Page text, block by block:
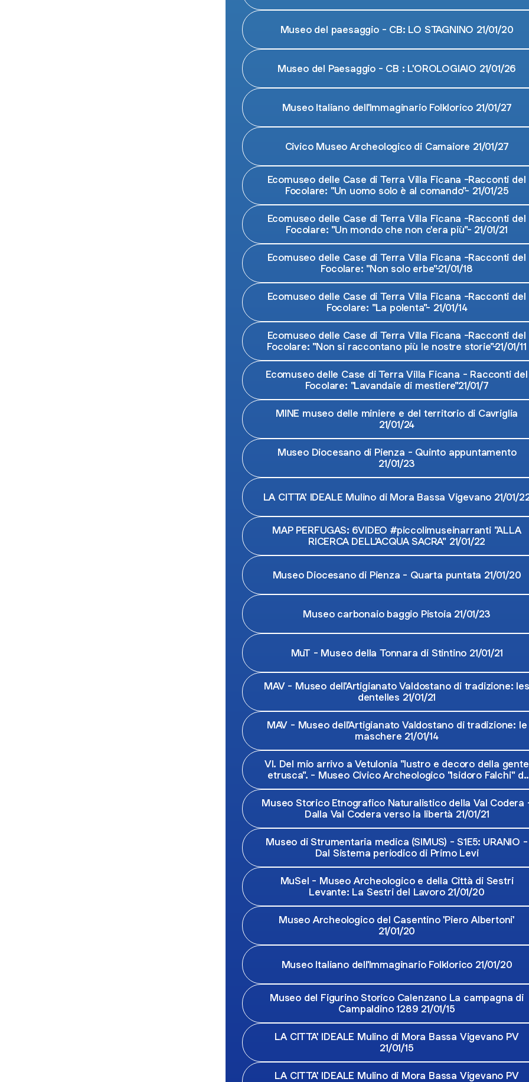
Museo del paesaggio - CB: LO STAGNINO 21/01/20
Museo del Paesaggio - CB : L'OROLOGIAIO 21/01/26
Museo Italiano dell'Immaginario Folklorico 21/01/27
Civico Museo Archeologico di Camaiore 21/01/27
Ecomuseo delle Case di Terra Villa Ficana -Racconti del
Focolare: "Un uomo solo è al comando"- 21/01/25
Ecomuseo delle Case di Terra Villa Ficana -Racconti del
Focolare: "Un mondo che non c'era più"- 21/01/21
Ecomuseo delle Case di Terra Villa Ficana -Racconti del
Focolare: "Non solo erbe"-21/01/18
Ecomuseo delle Case di Terra Villa Ficana -Racconti del
Focolare: "La polenta"- 21/01/14
Ecomuseo delle Case di Terra Villa Ficana -Racconti del
Focolare: "Non si raccontano più le nostre storie"-21/01/11
Ecomuseo delle Case di Terra Villa Ficana - Racconti del
Focolare: "Lavandaie di mestiere"21/01/7
MINE museo delle miniere e del territorio di Cavriglia
21/01/24
Museo Diocesano di Pienza - Quinto appuntamento
21/01/23
LA CITTA' IDEALE Mulino di Mora Bassa Vigevano 21/01/
MAP PERFUGAS: 6VIDEO #piccolimuseinarranti "ALLA
RICERCA DELL'ACQUA SACRA" 21/01/22
Museo Diocesano di Pienza - Quarta puntata 21/01/20
Museo carbonaio baggio Pistoia 21/01/23
MuT - Museo della Tonnara di Stintino 21/01/21
MAV - Museo dell'Artigianato Valdostano di tradizione: les
dentelles 21/01/21
MAV - Museo dell'Artigianato Valdostano di tradizione: le
maschere 21/01/14
VI. Del mio arrivo a Vetulonia "lustro e decoro della gente
etrusca". - Museo Civico Archeologico "Isidoro Falchi" di
Vetulonia 21/01/21
Museo Storico Etnografico Naturalistico della Val Codera
Dalla Val Codera verso la libertà 21/01/21
Museo di Strumentaria medica (SIMUS) - S1E5: URANIO -
Dal Sistema periodico di Primo Levi
MuSel - Museo Archeologico e della Città di Sestri
Levante: La Sestri del Lavoro 21/01/20
Museo Archeologico del Casentino 'Piero Albertoni'
21/01/20
Museo Italiano dell'Immaginario Folklorico 21/01/20
Museo del Figurino Storico Calenzano La campagna di
Campaldino 1289 21/01/15
LA CITTA' IDEALE Mulino di Mora Bassa Vigevano PV
21/01/15
LA CITTA' IDEALE Mulino di Mora Bassa Vigevano PV